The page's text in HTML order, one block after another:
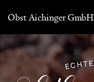
Inhalt
Obst Aichinger GmbH